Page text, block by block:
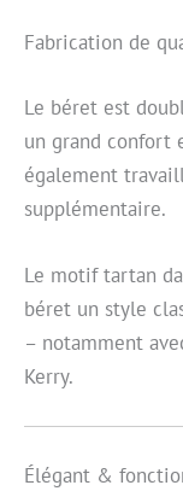
Fabrication de
Le béret est
un grand confort
également
supplémentaire.
Le motif tartan
béret un style
– notamment
Kerry.
Élégant &